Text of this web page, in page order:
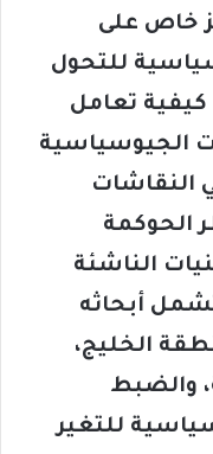
خاص على
للتحول
كيفية تعامل
الجيوسياسية
النقاشات
الحوكمة
الناشئة
أبحاثه
الخليج،
والضبط
للتغير